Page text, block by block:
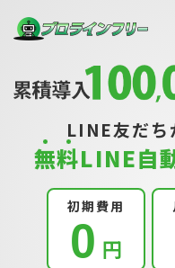
LINE友だち
無料LINE自
初期費用
0 円